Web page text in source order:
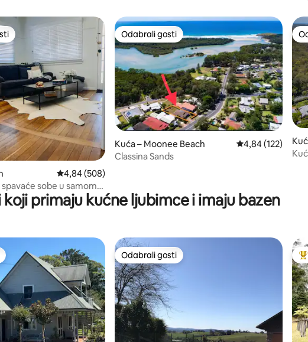
60
s oznakom „Odabrali gosti”
Prosječna ocjena: 4,84/5, recenzija: 508
4,84 (508)
spavaće sobe u samom
Odabrali gosti
Odabrali gosti
Kuća – Moonee Beach Prosječna
4,84 (122)
Classina Sands
koji primaju kućne ljubimce i imaju bazen
Odabrali gosti
Odabrali gosti